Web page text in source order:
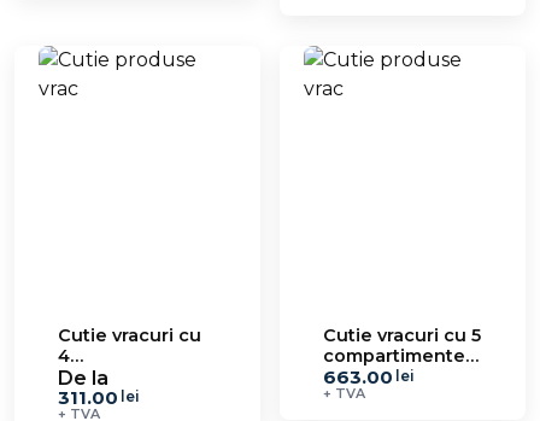
Cutie vracuri cu
4
compartimente
si 2 usi SPPA 7.2
De la
311.00 lei
+ TVA
Cutie vracuri cu 5
compartimente
si 3 usi SPPA 7.2.5
663.00 lei
+ TVA